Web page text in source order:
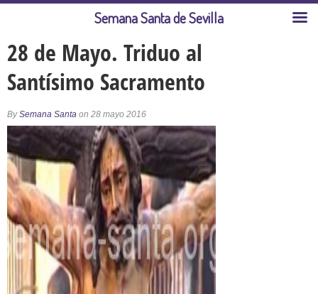
28 de Mayo. Triduo al
Santísimo Sacramento
BySemana Santa on 28 mayo 2016
Semana Santa de Sevilla